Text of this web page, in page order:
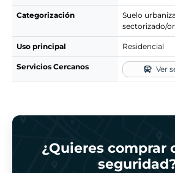
Categorización
Suelo
sectorizado/
Uso principal Residencial
Servicios Cercanos Ver
¿Quieres comprar